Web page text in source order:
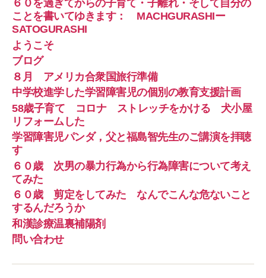
６０を過ぎてからの子育て・子離れ・そして自分の
ことを書いてゆきます： MACHGURASHIー
SATOGURASHI
ようこそ
ブログ
８月 アメリカ合衆国旅行準備
中学校進学した学習障害児の個別の教育支援計画
58歳子育て コロナ ストレッチをかける 犬小屋
リフォームした
学習障害児パンダ，父と福島智先生のご講演を拝聴
す
６０歳 次男の暴力行為から行為障害について考え
てみた
６０歳 剪定をしてみた なんでこんな危ないこと
するんだろうか
和漢診療温裏補陽剤
問い合わせ